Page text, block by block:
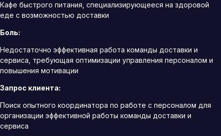
Кафе быстрого питания, специализирующееся на здоровой
еде с возможностью доставки
Боль:
Недостаточно эффективная работа команды доставки и
сервиса, требующая оптимизации управления персоналом и
повышения мотивации
Запрос клиента:
Поиск опытного координатора по работе с персоналом для
организации эффективной работы команды доставки и
сервиса